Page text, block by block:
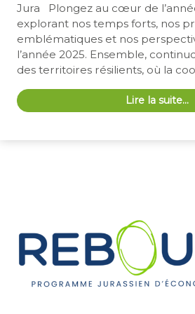
Jura Plongez au cœur de
explorant nos temps forts, nos
emblématiques et nos
l’année 2025. Ensemble,
des territoires résilients, où la
Lire la suite…